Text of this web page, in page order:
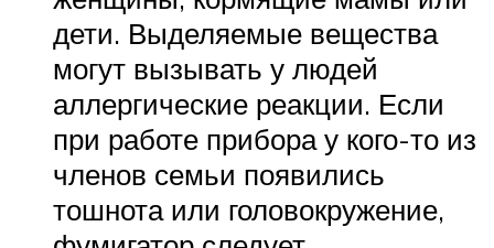
дети. Выделяемые вещества
могут вызывать у людей
аллергические реакции. Если
при работе прибора у кого-то из
членов семьи появились
тошнота или головокружение,